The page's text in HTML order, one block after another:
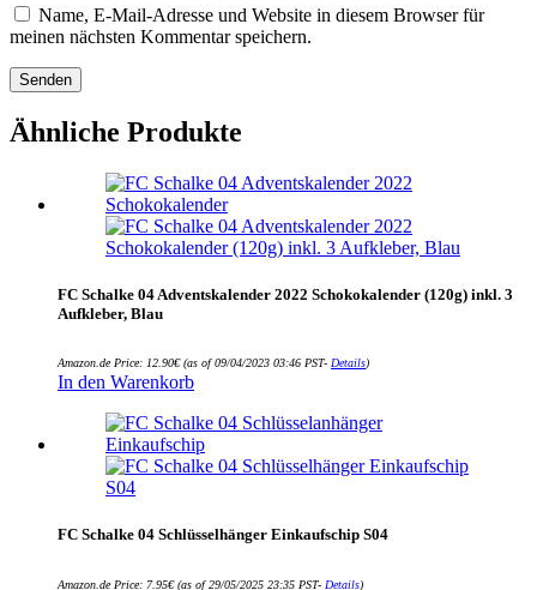
Name, E-Mail-Adresse und Website in diesem Browser für
meinen nächsten Kommentar speichern.
Ähnliche Produkte
FC Schalke 04 Adventskalender 2022 Schokokalender (120g) inkl. 3
Aufkleber, Blau
Amazon.de Price: 12.90€(as of 09/04/2023 03:46 PST- Details)
In den Warenkorb
FC Schalke 04 Schlüsselhänger Einkaufschip S04
Amazon.de Price: 7.95€(as of 29/05/2025 23:35 PST- Details)